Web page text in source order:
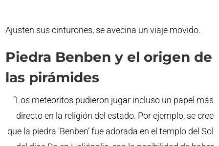
Ajusten sus cinturones, se avecina un viaje movido.
Piedra Benben y el origen de
las pirámides
“Los meteoritos pudieron jugar incluso un papel más
directo en la religión del estado. Por ejemplo, se cree
que la piedra ‘Benben’ fue adorada en el templo del Sol